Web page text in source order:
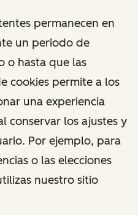
permanecen en
un periodo de
o hasta que las
cookies permite a los
una experiencia
conservar los ajustes y
Por ejemplo, para
o las elecciones
nuestro sitio